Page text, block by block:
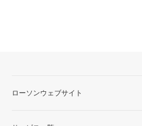
ローソンウェブサイト